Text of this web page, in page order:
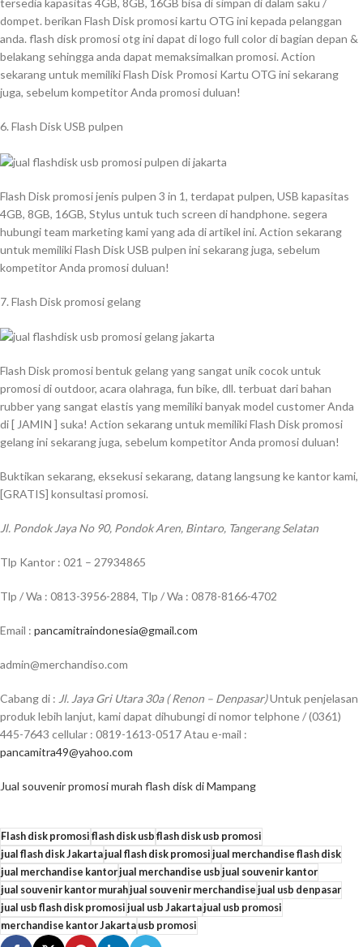
tersedia kapasitas 4GB, 8GB, 16GB bisa di simpan di dalam saku /
dompet. berikan Flash Disk promosi kartu OTG ini kepada pelanggan
anda. flash disk promosi otg ini dapat di logo full color di bagian depan &
belakang sehingga anda dapat memaksimalkan promosi. Action
sekarang untuk memiliki Flash Disk Promosi Kartu OTG ini sekarang
juga, sebelum kompetitor Anda promosi duluan!
6. Flash Disk USB pulpen
Flash Disk promosi jenis pulpen 3 in 1, terdapat pulpen, USB kapasitas
4GB, 8GB, 16GB, Stylus untuk tuch screen di handphone. segera
hubungi team marketing kami yang ada di artikel ini. Action sekarang
untuk memiliki Flash Disk USB pulpen ini sekarang juga, sebelum
kompetitor Anda promosi duluan!
7. Flash Disk promosi gelang
Flash Disk promosi bentuk gelang yang sangat unik cocok untuk
promosi di outdoor, acara olahraga, fun bike, dll. terbuat dari bahan
rubber yang sangat elastis yang memiliki banyak model customer Anda
di [ JAMIN ] suka! Action sekarang untuk memiliki Flash Disk promosi
gelang ini sekarang juga, sebelum kompetitor Anda promosi duluan!
Buktikan sekarang, eksekusi sekarang, datang langsung ke kantor kami,
[GRATIS] konsultasi promosi.
Jl. Pondok Jaya No 90, Pondok Aren, Bintaro, Tangerang Selatan
Tlp Kantor : 021 – 27934865
Tlp / Wa : 0813-3956-2884, Tlp / Wa : 0878-8166-4702
Email : pancamitraindonesia@gmail.com
admin@merchandiso.com
Cabang di : Jl. Jaya Gri Utara 30a ( Renon – Denpasar)Untuk penjelasan
produk lebih lanjut, kami dapat dihubungi di nomor telphone / (0361)
445-7643 cellular : 0819-1613-0517 Atau e-mail :
pancamitra49@yahoo.com
Jual souvenir promosi murah flash disk di Mampang
Flash disk promosi flash disk usb flash disk usb promosi
jual flash disk Jakartajual flash disk promosi jual merchandise flash disk
jual merchandise kantorjual merchandise usb jual souvenir kantor
jual souvenir kantor murahjual souvenir merchandise jual usb denpasar
jual usb flash disk promosi jual usb Jakartajual usb promosi
merchandise kantor Jakartausb promosi